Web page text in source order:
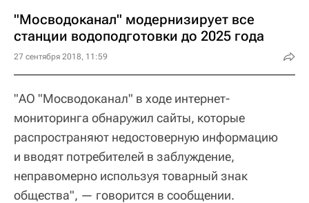
"Мосводоканал" модернизирует все
станции водоподготовки до 2025 года
27 сентября 2018, 11:59
"АО "Мосводоканал" в ходе интернет-
мониторинга обнаружил сайты, которые
распространяют недостоверную информацию
и вводят потребителей в заблуждение,
неправомерно используя товарный знак
общества", — говорится в сообщении.